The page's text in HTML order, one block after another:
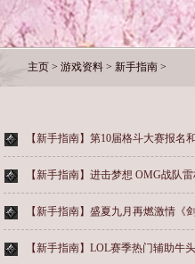
主页 > 游戏资料 > 新手指南 >
【新手指南】 第10届格斗大赛报名
【新手指南】 进击梦想 OMG战队
【新手指南】 盛夏九月再燃激情《
【新手指南】 LOL赛季热门辅助牛